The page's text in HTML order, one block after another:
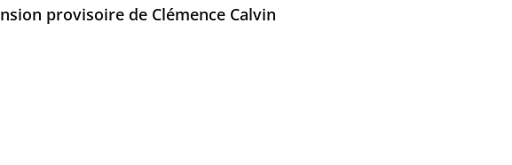
provisoire de Clémence Calvin